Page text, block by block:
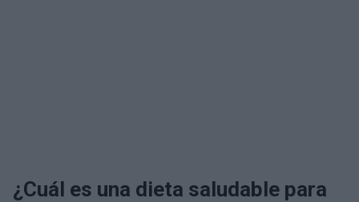
¿Cuál es una dieta saludable para